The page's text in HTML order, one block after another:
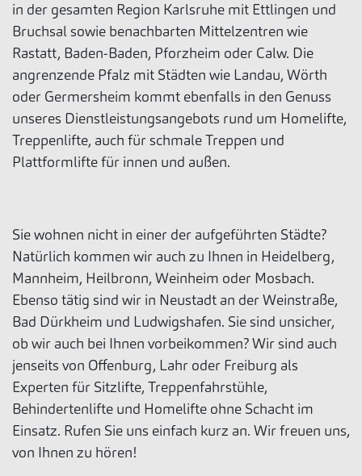
in der gesamten Region Karlsruhe mit Ettlingen und
Bruchsal sowie benachbarten Mittelzentren wie
Rastatt, Baden-Baden, Pforzheim oder Calw. Die
angrenzende Pfalz mit Städten wie Landau, Wörth
oder Germersheim kommt ebenfalls in den Genuss
unseres Dienstleistungsangebots rund um Homelifte,
Treppenlifte, auch für schmale Treppen und
Plattformlifte für innen und außen.
Sie wohnen nicht in einer der aufgeführten Städte?
Natürlich kommen wir auch zu Ihnen in Heidelberg,
Mannheim, Heilbronn, Weinheim oder Mosbach.
Ebenso tätig sind wir in Neustadt an der Weinstraße,
Bad Dürkheim und Ludwigshafen. Sie sind unsicher,
ob wir auch bei Ihnen vorbeikommen? Wir sind auch
jenseits von Offenburg, Lahr oder Freiburg als
Experten für Sitzlifte, Treppenfahrstühle,
Behindertenlifte und Homelifte ohne Schacht im
Einsatz. Rufen Sie uns einfach kurz an. Wir freuen uns,
von Ihnen zu hören!